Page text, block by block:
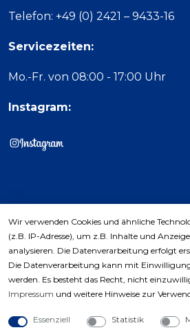
Telefon: +49 (0) 2421 – 9433-16
Servicezeiten:
Mo.-Fr. von 08:00 - 17:00 Uhr
Instagram:
Wir verwenden Cookies und ähnliche
(z.B. IP-Adresse), um z.B. Inhalte und
analysieren. Die Datenverarbeitung erfolgt
Die Datenverarbeitung kann mit
werden. Es besteht das Recht, nicht
Impressum und weitere Hinweise zur
Essenziell Statistik